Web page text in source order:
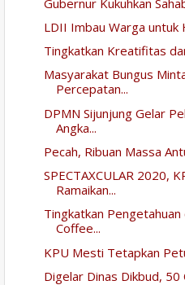
LDII Imbau Warga untuk
Tingkatkan Kreatifitas
Masyarakat Bungus
Percepatan...
DPMN Sijunjung Gelar
Angka...
Pecah, Ribuan Massa
SPECTAXCULAR 2020,
Ramaikan...
Tingkatkan Pengetahuan
Coffee...
KPU Mesti Tetapkan
Digelar Dinas Dikbud,